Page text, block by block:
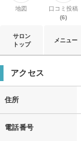
地図
口コミ投稿
(6)
サロン
トップ
メニュー
アクセス
住所
電話番号